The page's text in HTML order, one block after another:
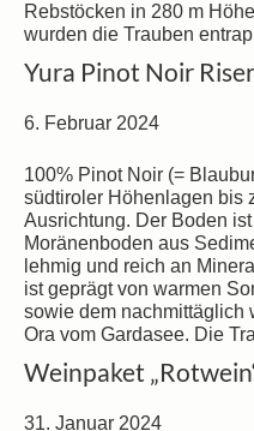
Rebstöcken in 280 m
wurden die Trauben
Yura Pinot Noir
6. Februar 2024
100% Pinot Noir (=
südtiroler Höhenlagen bis
Ausrichtung. Der Boden
Moränenboden aus
lehmig und reich an
ist geprägt von warmen
sowie dem nachmittäglich
Ora vom Gardasee. Die
Weinpaket
31. Januar 2024